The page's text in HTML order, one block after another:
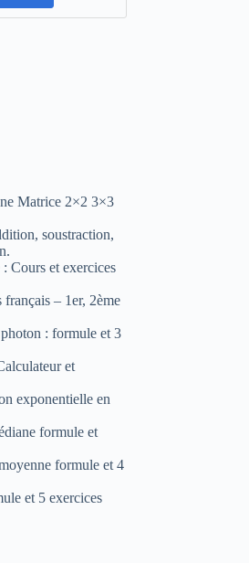
Matrice 2×2 3×3
soustraction,
Cours et exercices
– 1er, 2ème
: formule et 3
et
exponentielle en
formule et
formule et 4
et 5 exercices